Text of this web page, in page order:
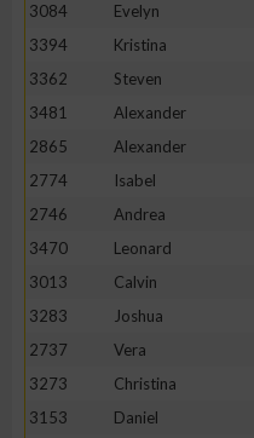
3084
Evelyn
3394
Kristina
3362
Steven
3481
Alexander
2865
Alexander
2774
Isabel
2746
Andrea
3470
Leonard
3013
Calvin
3283
Joshua
2737
Vera
3273
Christina
3153
Daniel